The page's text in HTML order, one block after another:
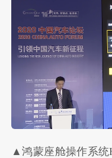
▲鸿蒙座舱操作系统